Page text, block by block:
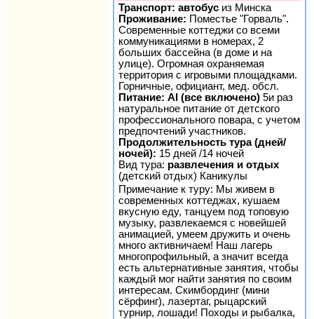
Транспорт: автобус из Минска
Проживание: Поместье "Горваль".
Современные коттеджи со всеми
коммуникациями в номерах, 2
больших бассейна (в доме и на
улице). Огромная охраняемая
территория с игровыми площадками.
Горничные, официант, мед. обсл.
Питание: AI (все включено) 5и раз
натуральное питание от детского
профессионального повара, с учетом
предпочтений участников.
Продолжительность тура (дней/
ночей): 15 дней /14 ночей
Вид тура: развлечения и отдых
(детский отдых) Каникулы
Примечание к туру: Мы живем в
современных коттеджах, кушаем
вкусную еду, танцуем под топовую
музыку, развлекаемся с новейшей
анимацией, умеем дружить и очень
много активничаем! Наш лагерь
многопрофильный, а значит всегда
есть альтернативные занятия, чтобы
каждый мог найти занятия по своим
интересам. Скимбординг (мини
сёрфинг), лазертаг, рыцарский
турнир, лошади! Походы и рыбалка,